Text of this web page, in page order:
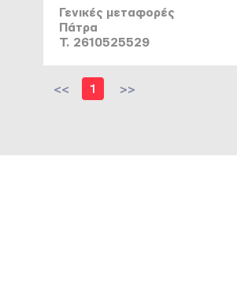
Γενικές μεταφορές
Πάτρα
T. 2610525529
<< 1 >>